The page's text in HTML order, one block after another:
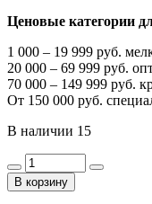
Ценовые категории
1 000 – 19 999 руб.
20 000 – 69 999 руб.
70 000 – 149 999 руб.
От 150 000 руб.
В наличии 15
В корзину